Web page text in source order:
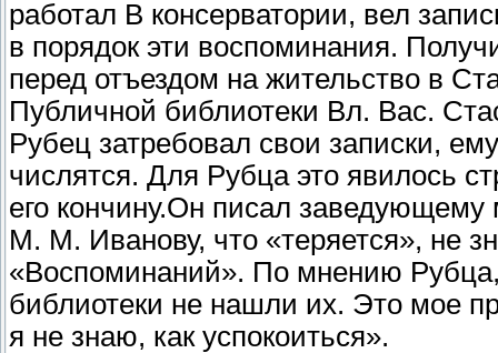
работал В консерватории, вел
в порядок эти воспоминания.
перед отъездом на жительство в
Публичной библиотеки Вл. Вас.
Рубец затребовал свои записки,
числятся. Для Рубца это явилось
его кончину.Он писал заведующему
М. М. Иванову, что «теряется», не
«Воспоминаний». По мнению
библиотеки не нашли их. Это мое
я не знаю, как успокоиться».